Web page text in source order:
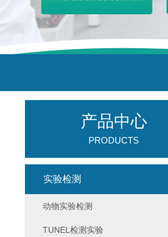
产品中心
PRODUCTS
实验检测
动物实验检测
TUNEL检测实验